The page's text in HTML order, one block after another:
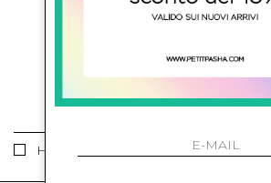
ISCRIVITI ALLA
Ho letto ed accettato le condizioni